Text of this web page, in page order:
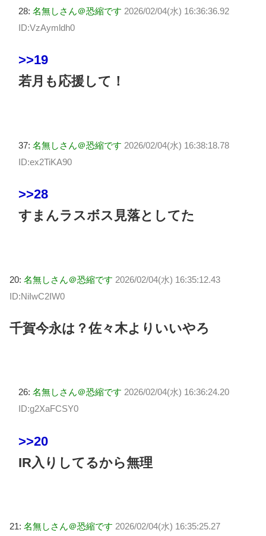
28: 名無しさん＠恐縮です 2026/02/04(水) 16:36:36.92
ID:VzAymldh0
>>19
若月も応援して！
37: 名無しさん＠恐縮です 2026/02/04(水) 16:38:18.78
ID:ex2TiKA90
>>28
すまんラスボス見落としてた
20: 名無しさん＠恐縮です 2026/02/04(水) 16:35:12.43
ID:NiIwC2IW0
千賀今永は？佐々木よりいいやろ
26: 名無しさん＠恐縮です 2026/02/04(水) 16:36:24.20
ID:g2XaFCSY0
>>20
IR入りしてるから無理
21: 名無しさん＠恐縮です 2026/02/04(水) 16:35:25.27